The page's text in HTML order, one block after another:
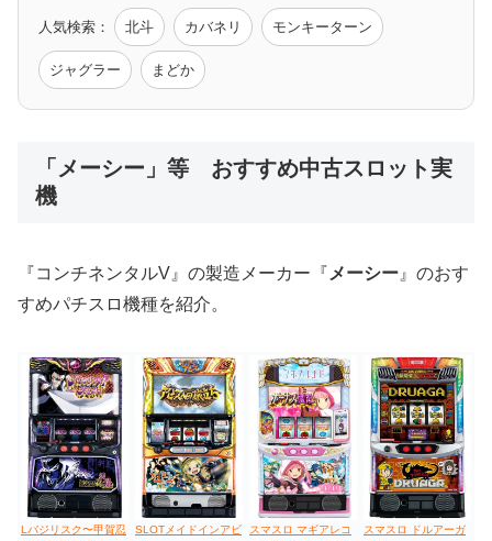
モンハン バイオ ペルソナ
値下げ台
人気検索： 北斗 カバネリ モンキーターン
ジャグラー まどか
「メーシー」等 おすすめ中古スロット実
機
『コンチネンタルV』の製造メーカー『 メーシー 』のおす
すめパチスロ機種を紹介。
Lバジリスク〜甲賀忍
SLOTメイドインアビ
スマスロ マギアレコ
スマスロ ドルアーガ